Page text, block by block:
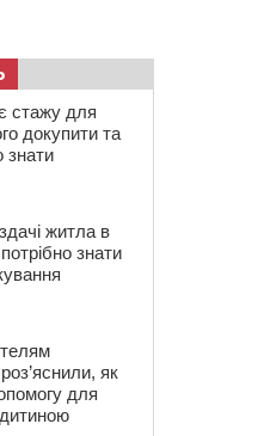
стажу для
докупити та
знати
житла в
знати
як
для